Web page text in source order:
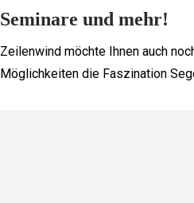
Seminare und mehr!
Zeilenwind möchte Ihnen auch
Möglichkeiten die Faszination